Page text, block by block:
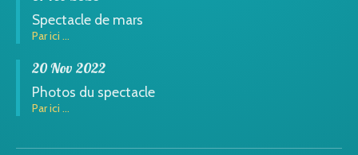
Spectacle de mars
Par ici ...
20 Nov 2022
Photos du spectacle
Par ici ...